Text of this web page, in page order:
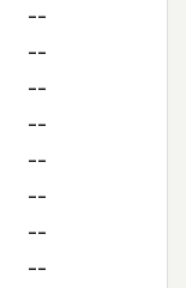
--
--
--
--
--
--
--
--